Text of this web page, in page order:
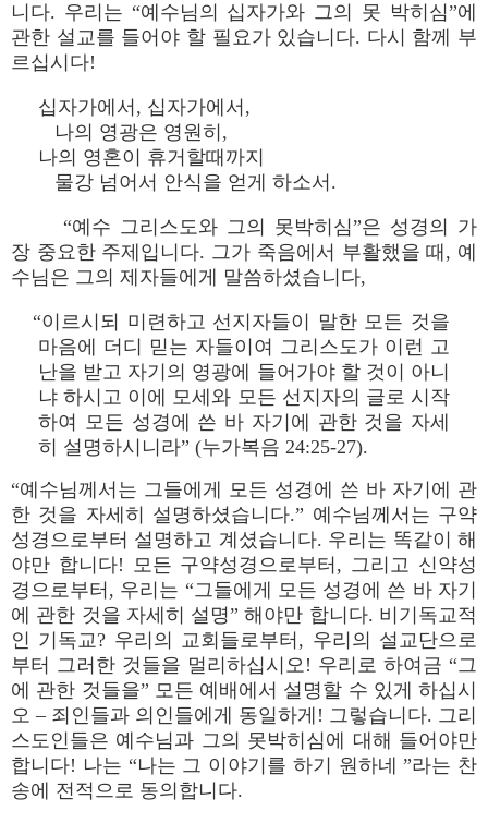
니다. 우리는 “예수님의 십자가와 그의 못 박히심”에
관한 설교를 들어야 할 필요가 있습니다. 다시 함께 부
르십시다!
십자가에서, 십자가에서,
나의 영광은 영원히,
나의 영혼이 휴거할때까지
물강 넘어서 안식을 얻게 하소서.
“예수 그리스도와 그의 못박히심”은 성경의 가
장 중요한 주제입니다. 그가 죽음에서 부활했을 때, 예
수님은 그의 제자들에게 말씀하셨습니다,
“이르시되 미련하고 선지자들이 말한 모든 것을
마음에 더디 믿는 자들이여 그리스도가 이런 고
난을 받고 자기의 영광에 들어가야 할 것이 아니
냐 하시고 이에 모세와 모든 선지자의 글로 시작
하여 모든 성경에 쓴 바 자기에 관한 것을 자세
히 설명하시니라” (누가복음 24:25-27).
“예수님께서는 그들에게 모든 성경에 쓴 바 자기에 관
한 것을 자세히 설명하셨습니다.” 예수님께서는 구약
성경으로부터 설명하고 계셨습니다. 우리는 똑같이 해
야만 합니다! 모든 구약성경으로부터, 그리고 신약성
경으로부터, 우리는 “그들에게 모든 성경에 쓴 바 자기
에 관한 것을 자세히 설명” 해야만 합니다. 비기독교적
인 기독교? 우리의 교회들로부터, 우리의 설교단으로
부터 그러한 것들을 멀리하십시오! 우리로 하여금 “그
에 관한 것들을” 모든 예배에서 설명할 수 있게 하십시
오 – 죄인들과 의인들에게 동일하게! 그렇습니다. 그리
스도인들은 예수님과 그의 못박히심에 대해 들어야만
합니다! 나는 “나는 그 이야기를 하기 원하네 ”라는 찬
송에 전적으로 동의합니다.